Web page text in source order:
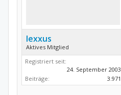
lexxus
Aktives Mitglied
Registriert seit:
24. September 2003
Beiträge:
3.971